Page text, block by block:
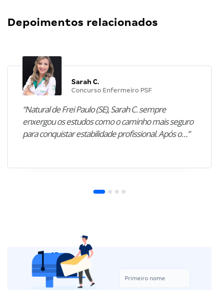
Depoimentos relacionados
Sarah C.
Concurso Enfermeiro PSF
“Natural de Frei Paulo (SE), Sarah C. sempre
enxergou os estudos como o caminho mais seguro
para conquistar estabilidade profissional. Após o…”